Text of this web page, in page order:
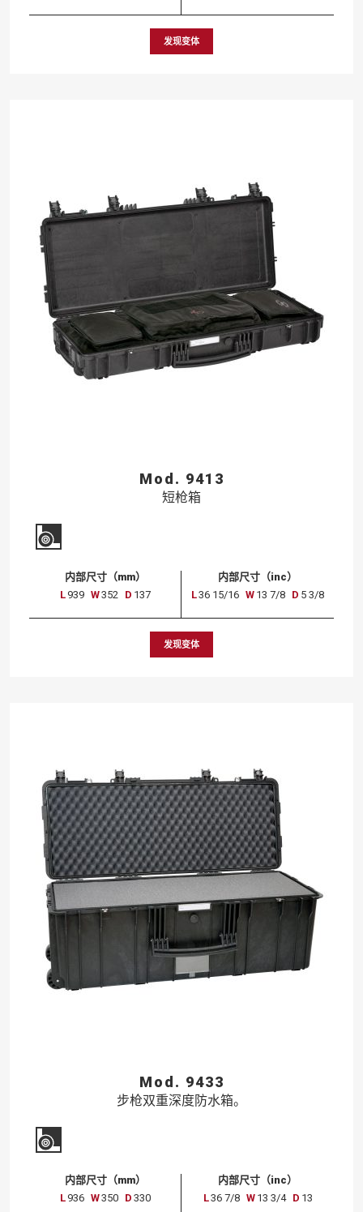
发现变体
Mod. 9413
短枪箱
内部尺寸（mm）
L 939 W352 D 137
内部尺寸（inc）
L36 15/16 W 13 7/8 D 5 3/8
发现变体
Mod. 9433
步枪双重深度防水箱。
内部尺寸（mm）
L 936 W350 D 330
内部尺寸（inc）
L36 7/8 W 13 3/4 D 13